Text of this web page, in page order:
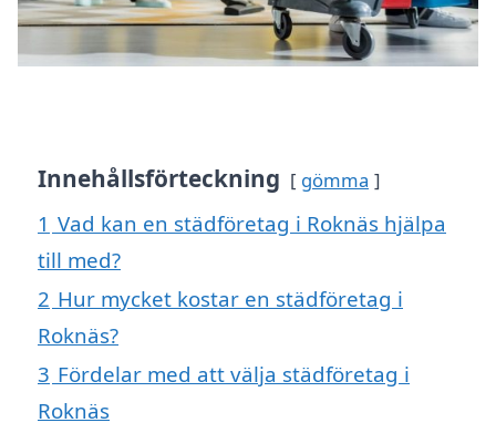
Innehållsförteckning gömma
1 Vad kan en städföretag i Roknäs hjälpa
till med?
2 Hur mycket kostar en städföretag i
Roknäs?
3 Fördelar med att välja städföretag i
Roknäs